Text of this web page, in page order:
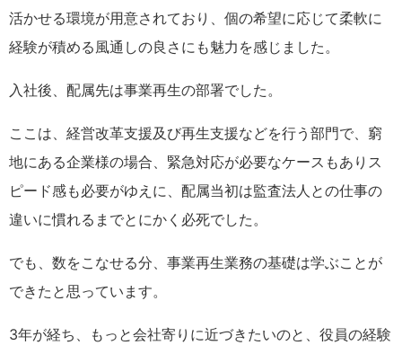
活かせる環境が用意されており、個の希望に応じて柔軟に
経験が積める風通しの良さにも魅力を感じました。
入社後、配属先は事業再生の部署でした。
ここは、経営改革支援及び再生支援などを行う部門で、窮
地にある企業様の場合、緊急対応が必要なケースもありス
ピード感も必要がゆえに、配属当初は監査法人との仕事の
違いに慣れるまでとにかく必死でした。
でも、数をこなせる分、事業再生業務の基礎は学ぶことが
できたと思っています。
3年が経ち、もっと会社寄りに近づきたいのと、役員の経験